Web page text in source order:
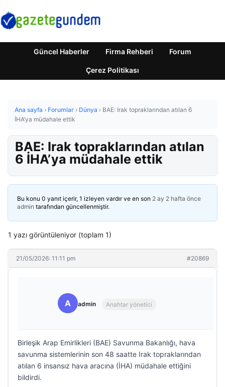
Güncel Haberler Firma Rehberi Forum
Çerez Politikası
Ana sayfa › Forumlar › Dünya › BAE: Irak topraklarından atılan 6
İHA’ya müdahale ettik
BAE: Irak topraklarından atılan
6 İHA’ya müdahale ettik
Bu konu 0 yanıt içerir, 1 izleyen vardır ve en son 2 ay 2 hafta önce
admin tarafından güncellenmiştir.
1 yazı görüntüleniyor (toplam 1)
21/05/2026: 11:11 pm #20869
A admin Anahtar yönetici
Birleşik Arap Emirlikleri (BAE) Savunma Bakanlığı, hava
savunma sistemlerinin son 48 saatte Irak topraklarından
atılan 6 insansız hava aracına (İHA) müdahale ettiğini
bildirdi.